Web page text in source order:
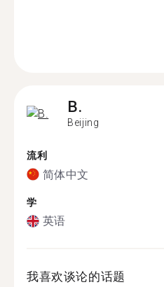
B.
Beijing
流利
简体中文
学
英语
我喜欢谈论的话题